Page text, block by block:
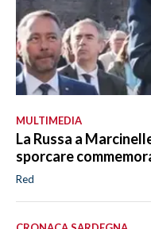
MULTIMEDIA
La Russa a
sporcare
Red